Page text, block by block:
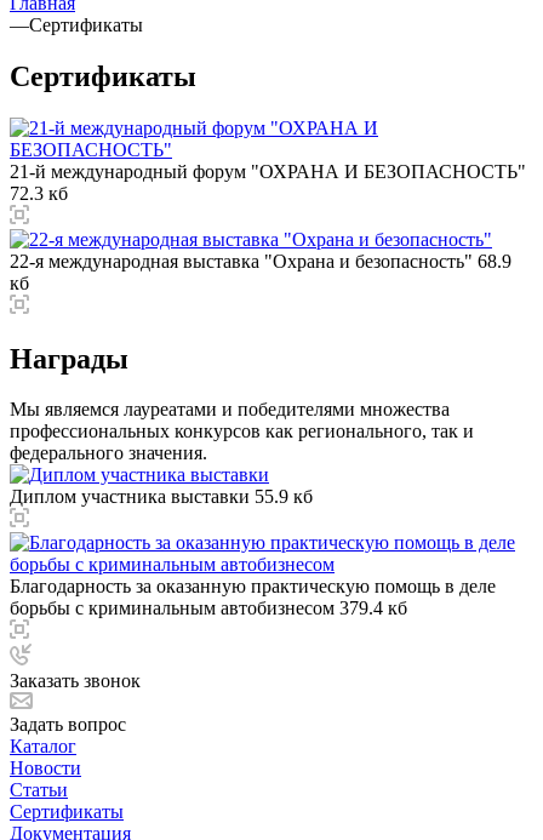
—Сертификаты
Сертификаты
21-й международный форум "ОХРАНА И БЕЗОПАСНОСТЬ"
72.3 кб
22-я международная выставка "Охрана и безопасность" 68.9
кб
Награды
Мы являемся лауреатами и победителями множества
профессиональных конкурсов как регионального, так и
федерального значения.
Диплом участника выставки 55.9 кб
Благодарность за оказанную практическую помощь в деле
борьбы с криминальным автобизнесом 379.4 кб
Заказать звонок
Задать вопрос
Каталог
Новости
Статьи
Сертификаты
Документация